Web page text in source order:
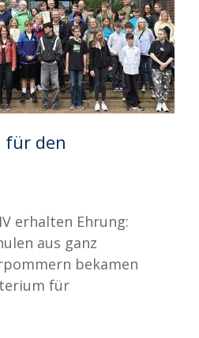
für den
erhalten Ehrung:
aus ganz
bekamen
für